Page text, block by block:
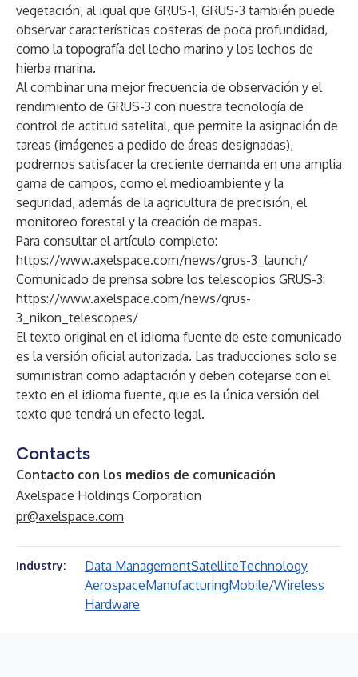
vegetación, al igual que GRUS-1, GRUS-3 también puede
observar características costeras de poca profundidad,
como la topografía del lecho marino y los lechos de
hierba marina.
Al combinar una mejor frecuencia de observación y el
rendimiento de GRUS-3 con nuestra tecnología de
control de actitud satelital, que permite la asignación de
tareas (imágenes a pedido de áreas designadas),
podremos satisfacer la creciente demanda en una amplia
gama de campos, como el medioambiente y la
seguridad, además de la agricultura de precisión, el
monitoreo forestal y la creación de mapas.
Para consultar el artículo completo:
https://www.axelspace.com/news/grus-3_launch/
Comunicado de prensa sobre los telescopios GRUS-3:
https://www.axelspace.com/news/grus-
3_nikon_telescopes/
El texto original en el idioma fuente de este comunicado
es la versión oficial autorizada. Las traducciones solo se
suministran como adaptación y deben cotejarse con el
texto en el idioma fuente, que es la única versión del
texto que tendrá un efecto legal.
Contacts
Contacto con los medios de comunicación
Axelspace Holdings Corporation
pr@axelspace.com
Industry: Data ManagementSatelliteTechnology
AerospaceManufacturingMobile/Wireless
Hardware